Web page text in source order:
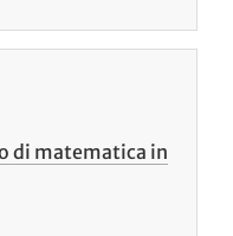
di matematica in